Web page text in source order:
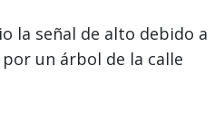
la señal de alto debido a
un árbol de la calle